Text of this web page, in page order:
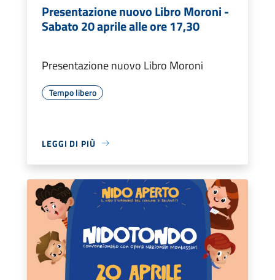
Presentazione nuovo Libro Moroni -
Sabato 20 aprile alle ore 17,30
Presentazione nuovo Libro Moroni
Tempo libero
LEGGI DI PIÙ